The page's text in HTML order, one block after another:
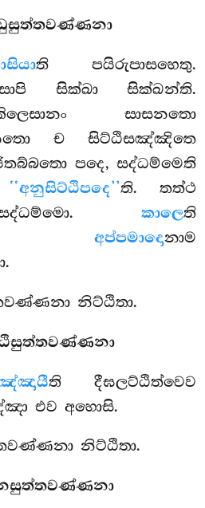
ති පයිරුපාසහෙතු.
සික්ඛා සික්ඛන්ති.
සාසනතො
ච සිට්ඨිසඤ්ඤිතෙ
පදෙ, සද්ධම්මෙති
‘‘අනුසිට්ඨිපදෙ’’ති. තත්ථ
කාලෙති
අප්පමාදොනාම
නිට්ඨිතා.
ති දීඝලට්ඨිත්වෙව
එව අහොසි.
නිට්ඨිතා.